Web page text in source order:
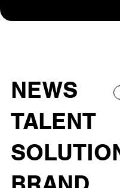
NEWS
TALENT